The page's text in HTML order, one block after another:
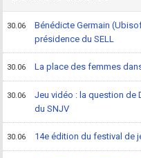
30.06
Bénédicte Germain
présidence du SELL
30.06 La place des femmes
30.06
Jeu vidéo : la question de
du SNJV
30.06 14e édition du festival de